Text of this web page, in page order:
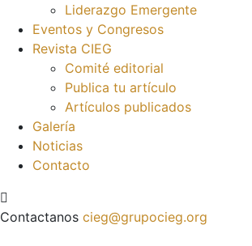
Liderazgo Emergente
Eventos y Congresos
Revista CIEG
Comité editorial
Publica tu artículo
Artículos publicados
Galería
Noticias
Contacto
Contactanos cieg@grupocieg.org